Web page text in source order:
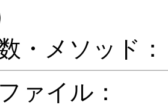
・メソッド：
ァイル：